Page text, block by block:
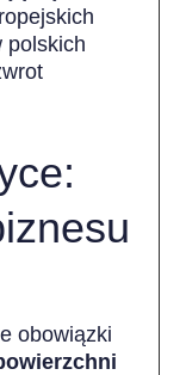
polskich
obowiązki